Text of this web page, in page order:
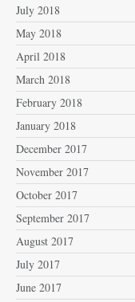
July 2018
May 2018
April 2018
March 2018
February 2018
January 2018
December 2017
November 2017
October 2017
September 2017
August 2017
July 2017
June 2017